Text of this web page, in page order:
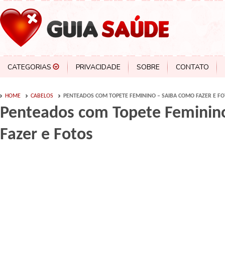
CATEGORIAS PRIVACIDADE SOBRE CONTATO
HOME CABELOS PENTEADOS COM TOPETE FEMININO – SAIBA COMO FAZER E
Penteados com Topete
Fazer e Fotos